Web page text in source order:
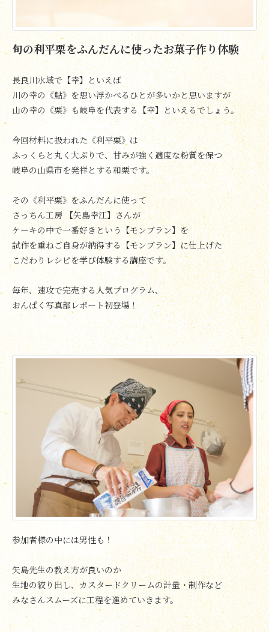
旬の利平栗をふんだんに使ったお菓子作り体験
長良川水域で【幸】といえば
川の幸の《鮎》を思い浮かべるひとが多いかと思いますが
山の幸の《栗》も岐阜を代表する【幸】といえるでしょう。
今回材料に扱われた《利平栗》は
ふっくらと丸く大ぶりで、甘みが強く適度な粉質を保つ
岐阜の山県市を発祥とする和栗です。
その《利平栗》をふんだんに使って
さっちん工房 【矢島幸江】さんが
ケーキの中で一番好きという【モンブラン】を
試作を重ねご自身が納得する【モンブラン】に仕上げた
こだわりレシピを学び体験する講座です。
毎年、速攻で完売する人気プログラム、
おんぱく写真部レポート初登場！
参加者様の中には男性も！
矢島先生の教え方が良いのか
生地の絞り出し、カスタードクリームの計量・制作など
みなさんスムーズに工程を進めていきます。